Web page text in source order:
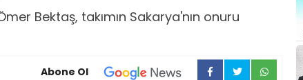
Bektaş, takımın Sakarya'nın onuru
Abone Ol